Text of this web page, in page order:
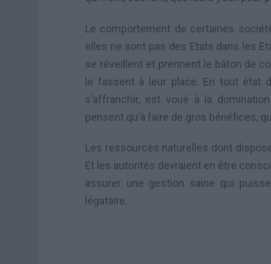
Le comportement de certaines
elles ne sont pas des Etats dans les
se réveillent et prennent le bâton de
le fassent à leur place. En tout état
s’affranchir, est voué à la
pensent qu’à faire de gros bénéfices,
Les ressources naturelles dont
Et les autorités devraient en être
assurer une gestion saine qui
légataire.